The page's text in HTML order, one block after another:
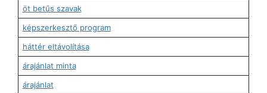
öt betűs szavak
képszerkesztő program
háttér eltávolítása
árajánlat minta
árajánlat